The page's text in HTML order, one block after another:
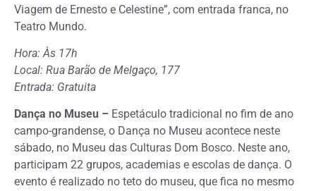
Viagem de Ernesto e Celestine”, com entrada franca, no
Teatro Mundo.
Hora: Às 17h
Local: Rua Barão de Melgaço, 177
Entrada: Gratuita
Dança no Museu – Espetáculo tradicional no fim de ano
campo-grandense, o Dança no Museu acontece neste
sábado, no Museu das Culturas Dom Bosco. Neste ano,
participam 22 grupos, academias e escolas de dança. O
evento é realizado no teto do museu, que fica no mesmo